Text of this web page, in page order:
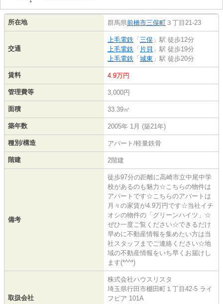
所在地 群馬県前橋市三俣町 ３丁目21-23
交通
上毛電鉄 「 三俣 」駅 徒歩12分
上毛電鉄 「 片貝 」駅 徒歩19分
上毛電鉄 「 城東 」駅 徒歩20分
賃料 4.9万円
管理費等 3,000円
面積 33.39㎡
築年数 2005年 1月 (築21年)
種別/構造 アパート/軽量鉄骨
階建 2階建
備考
徒歩97分の距離に高崎市立中尾中学
校があるのも魅力☆こちらの物件は
アパートです☆こちらのアパートは
月々の家賃が4.9万円です☆当社イチ
オシの物件の「グリーンハイツ」☆
ぜひ一度ご覧ください☆できるだけ
早めに不動産情報を集めたい方は当
社スタッフまでご連絡ください☆地
域の不動産情報をいち早くお届けし
ます(*^^*)
取扱会社
株式会社ハウスリスタ
埼玉県行田市棚田町１丁目42-5 ライ
フピア 101A